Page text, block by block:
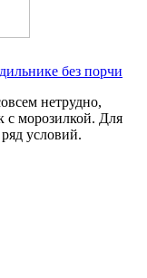
без порчи
нетрудно,
с морозилкой. Для
условий.